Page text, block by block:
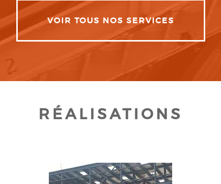
VOIR TOUS NOS SERVICES
RÉALISATIONS